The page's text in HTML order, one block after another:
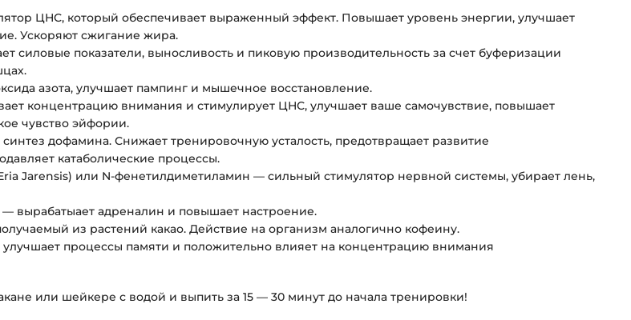
ЦНС, который обеспечивает выраженный эффект. Повышает уровень энергии, улучшает
Ускоряют сжигание жира.
силовые показатели, выносливость и пиковую производительность за счет буферизации
азота, улучшает пампинг и мышечное восстановление.
концентрацию внимания и стимулирует ЦНС, улучшает ваше самочувствие, повышает
чувство эйфории.
дофамина. Снижает тренировочную усталость, предотвращает развитие
катаболические процессы.
Jarensis) или N-фенетилдиметиламин — сильный стимулятор нервной системы, убирает лень,
вырабатыает адреналин и повышает настроение.
из растений какао. Действие на организм аналогично кофеину.
улучшает процессы памяти и положительно влияет на концентрацию внимания
или шейкере с водой и выпить за 15 — 30 минут до начала тренировки!